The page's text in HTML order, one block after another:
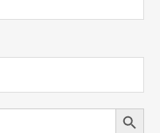
Search Button